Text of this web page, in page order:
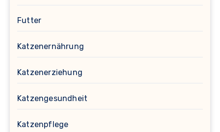
Futter
Katzenernährung
Katzenerziehung
Katzengesundheit
Katzenpflege